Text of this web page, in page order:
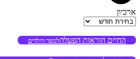
ארכיון
ארכיון
החיים הוראות הפעלהלספר הילדים